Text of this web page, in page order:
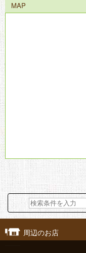
MAP
周辺のお店